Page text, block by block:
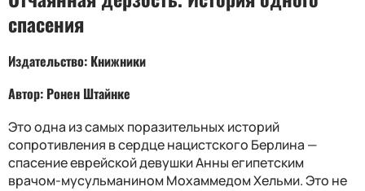
спасения
Издательство: Книжники
Автор: Ронен Штайнке
Это одна из самых поразительных историй
сопротивления в сердце нацистского Берлина —
спасение еврейской девушки Анны египетским
врачом-мусульманином Мохаммедом Хельми. Это не